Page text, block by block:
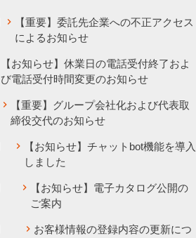
【重要】委託先企業への不正アクセス
によるお知らせ
【お知らせ】休業日の電話受付終了およ
び電話受付時間変更のお知らせ
【重要】グループ会社化および代表取
締役交代のお知らせ
【お知らせ】チャットbot機能を導入
しました
【お知らせ】電子カタログ公開の
ご案内
お客様情報の登録内容の更新につ